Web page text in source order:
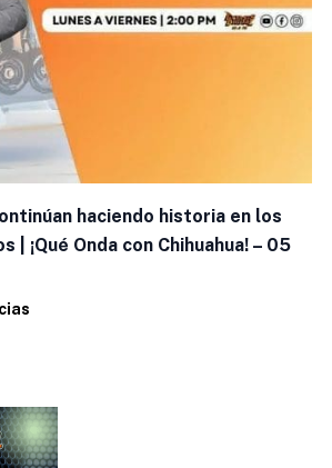
haciendo historia en los
| ¡Qué Onda con Chihuahua! – 05